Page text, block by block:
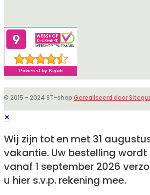
© 2015 - 2024 ST-shop Gerealiseerd door
×
Wij zijn tot en met 31
vakantie. Uw bestelling
vanaf 1 september 2026
u hier s.v.p. rekening mee.